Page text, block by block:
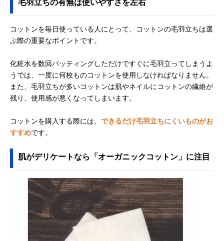
毛羽立ちの有無は使いやすさを左右
コットンを毎日使っている人にとって、コットンの毛羽立ちは選
ぶ際の重要なポイントです。
化粧水を数回パッティングしただけですぐに毛羽立ってしまうよ
うでは、一度に何枚ものコットンを使用しなければなりません。
また、毛羽立ちが多いコットンは肌やネイルにコットンの繊維が
残り、使用感が悪くなってしまいます。
コットンを購入する際には、 できるだけ毛羽立ちにくいものがお
すすめです。
肌がデリケートなら「オーガニックコットン」に注目